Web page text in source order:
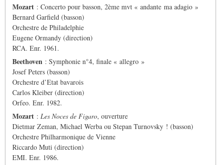
Mozart : Concerto pour basson, 2ème mvt « andante ma adagio »
Bernard Garfield (basson)
Orchestre de Philadelphie
Eugene Ormandy (direction)
RCA. Enr. 1961.
Beethoven : Symphonie n°4, finale « allegro »
Josef Peters (basson)
Orchestre d’Etat bavarois
Carlos Kleiber (direction)
Orfeo. Enr. 1982.
Mozart : Les Noces de Figaro, ouverture
Dietmar Zeman, Michael Werba ou Stepan Turnovsky ! (basson)
Orchestre Philharmonique de Vienne
Riccardo Muti (direction)
EMI. Enr. 1986.